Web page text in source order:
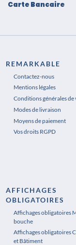
Carte Bancaire
REMARKABLE
Contactez-nous
Mentions légales
Conditions générales de
Modes de livraison
Moyens de paiement
Vos droits RGPD
AFFICHAGES
OBLIGATOIRES
Affichages obligatoires
bouche
Affichages obligatoires
et Bâtiment